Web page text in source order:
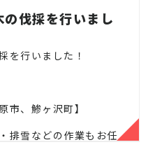
ン、アパートなどの庭
ども対応しております
ねもち、もみの木、どん
伐採を行いまし
を行いました！
市、鯵ヶ沢町】
排雪などの作業もお任